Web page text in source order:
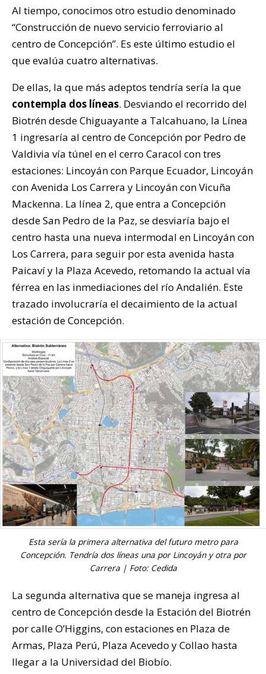
Al tiempo, conocimos otro estudio denominado
“Construcción de nuevo servicio ferroviario al
centro de Concepción”. Es este último estudio el
que evalúa cuatro alternativas.
De ellas, la que más adeptos tendría sería la que
contempla dos líneas. Desviando el recorrido del
Biotrén desde Chiguayante a Talcahuano, la Línea
1 ingresaría al centro de Concepción por Pedro de
Valdivia vía túnel en el cerro Caracol con tres
estaciones: Lincoyán con Parque Ecuador, Lincoyán
con Avenida Los Carrera y Lincoyán con Vicuña
Mackenna. La línea 2, que entra a Concepción
desde San Pedro de la Paz, se desviaría bajo el
centro hasta una nueva intermodal en Lincoyán con
Los Carrera, para seguir por esta avenida hasta
Paicaví y la Plaza Acevedo, retomando la actual vía
férrea en las inmediaciones del río Andalién. Este
trazado involucraría el decaimiento de la actual
estación de Concepción.
Esta sería la primera alternativa del futuro metro para
Concepción. Tendría dos líneas una por Lincoyán y otra por
Carrera | Foto: Cedida
La segunda alternativa que se maneja ingresa al
centro de Concepción desde la Estación del Biotrén
por calle O’Higgins, con estaciones en Plaza de
Armas, Plaza Perú, Plaza Acevedo y Collao hasta
llegar a la Universidad del Biobío.